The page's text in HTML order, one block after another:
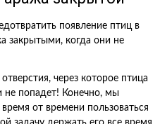
появление птиц в
закрытыми, когда они не
через которое птица
не попадет! Конечно, мы
от времени пользоваться